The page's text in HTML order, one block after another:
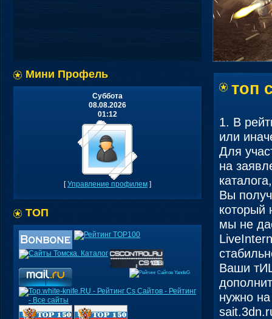
Мини Профель
Суббота
08.08.2026
01:12
[Управление профилем ]
ТОП
топ
1. В
или
Для
на
Вы
который
мы не
Ваши
нужно